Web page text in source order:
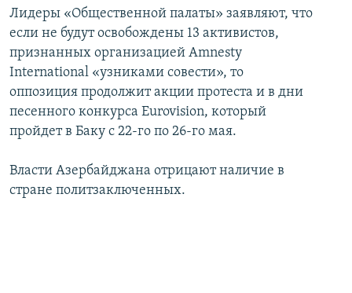
a
y
d
l
a
y
d
Лидеры «Общественной палаты» заявляют, что
если не будут освобождены 13 активистов,
признанных организацией Amnesty
International «узниками совести», то
оппозиция продолжит акции протеста и в дни
песенного конкурса Eurovision, который
пройдет в Баку с 22-го по 26-го мая.
Власти Азербайджана отрицают наличие в
стране политзаключенных.